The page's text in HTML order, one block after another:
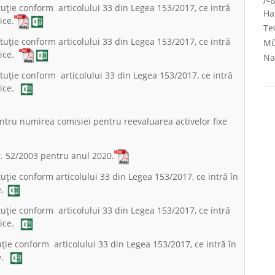
conform articolului 33 din Legea 153/2017, ce intră
conform articolului 33 din Legea 153/2017, ce intră
conform articolului 33 din Legea 153/2017, ce intră
numirea comisiei pentru reevaluarea activelor fixe
2003 pentru anul 2020.
conform articolului 33 din Legea 153/2017, ce intră în
conform articolului 33 din Legea 153/2017, ce intră
conform articolului 33 din Legea 153/2017, ce intră în